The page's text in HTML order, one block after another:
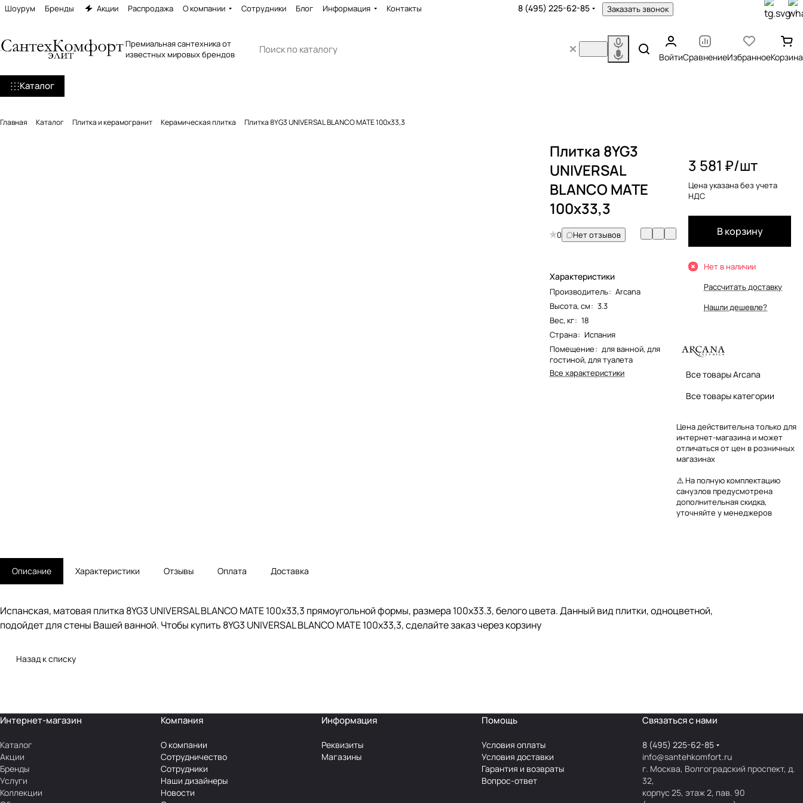
Шоурум Бренды Акции Распродажа О компании Сотрудники Блог Информация Контакты 8 (495) 225-62-85 Заказать звонок
Премиальная сантехника от
известных мировых брендов
ВойтиСравнениеИзбранноеКорзина
Каталог
Главная Каталог Плитка и керамогранит Керамическая плитка Плитка 8YG3 UNIVERSAL BLANCO MATE 100x33,3
Плитка 8YG3
UNIVERSAL
BLANCO MATE
100x33,3
0 Нет отзывов
Характеристики
Производитель: Arcana
Высота, см: 3.3
Вес, кг: 18
Страна: Испания
Помещение: для ванной, для
гостиной, для туалета
Все характеристики
3 581 ₽/шт
Цена указана без учета
НДС
В корзину
Нет в наличии
Рассчитать доставку
Нашли дешевле?
Все товары Arcana
Все товары категории
Цена действительна только для
интернет-магазина и может
отличаться от цен в розничных
магазинах
⚠️ На полную комплектацию
санузлов предусмотрена
дополнительная скидка,
уточняйте у менеджеров
Описание Характеристики Отзывы Оплата Доставка
Испанская, матовая плитка 8YG3 UNIVERSAL BLANCO MATE 100x33,3 прямоугольной формы, размера 100x33.3, белого цвета. Данный вид плитки, одноцветной,
подойдет для стены Вашей ванной. Чтобы купить 8YG3 UNIVERSAL BLANCO MATE 100x33,3, сделайте заказ через корзину
Назад к списку
Интернет-магазин
Каталог
Акции
Бренды
Услуги
Коллекции
Компания
О компании
Сотрудничество
Сотрудники
Наши дизайнеры
Новости
Информация
Реквизиты
Магазины
Помощь
Условия оплаты
Условия доставки
Гарантия и возвраты
Вопрос-ответ
Связаться с нами
8 (495) 225-62-85
info@santehkomfort.ru
г. Москва, Волгоградский проспект, д.
32,
корпус 25, этаж 2, пав. 90